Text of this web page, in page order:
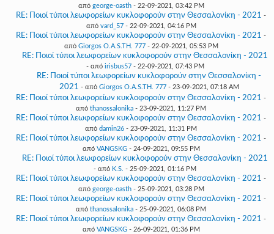
από george-oasth- 22-09-2021, 03:42 PM
RE: Ποιοί τύποι λεωφορείων κυκλοφορούν στην Θεσσαλονίκη - 2021 -
από vard_57- 22-09-2021, 04:16 PM
RE: Ποιοί τύποι λεωφορείων κυκλοφορούν στην Θεσσαλονίκη - 2021 -
από Giorgos O.A.S.TH. 777- 22-09-2021, 05:53 PM
RE: Ποιοί τύποι λεωφορείων κυκλοφορούν στην Θεσσαλονίκη - 2021
- από irisbus57- 22-09-2021, 07:43 PM
RE: Ποιοί τύποι λεωφορείων κυκλοφορούν στην Θεσσαλονίκη -
2021 - από Giorgos O.A.S.TH. 777- 23-09-2021, 07:18 AM
RE: Ποιοί τύποι λεωφορείων κυκλοφορούν στην Θεσσαλονίκη - 2021 -
από thanossalonika - 23-09-2021, 11:27 PM
RE: Ποιοί τύποι λεωφορείων κυκλοφορούν στην Θεσσαλονίκη - 2021 -
από damin26 - 23-09-2021, 11:31 PM
RE: Ποιοί τύποι λεωφορείων κυκλοφορούν στην Θεσσαλονίκη - 2021 -
από VANGSKG- 24-09-2021, 09:55 PM
RE: Ποιοί τύποι λεωφορείων κυκλοφορούν στην Θεσσαλονίκη - 2021
- από K.S. - 25-09-2021, 01:16 PM
RE: Ποιοί τύποι λεωφορείων κυκλοφορούν στην Θεσσαλονίκη - 2021 -
από george-oasth- 25-09-2021, 03:28 PM
RE: Ποιοί τύποι λεωφορείων κυκλοφορούν στην Θεσσαλονίκη - 2021 -
από thanossalonika - 25-09-2021, 06:08 PM
RE: Ποιοί τύποι λεωφορείων κυκλοφορούν στην Θεσσαλονίκη - 2021 -
από VANGSKG- 26-09-2021, 01:36 PM